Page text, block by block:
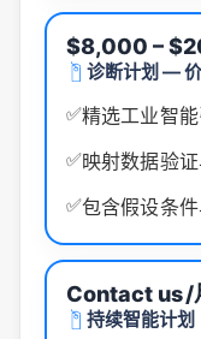
$8,000 –
诊断计划 —
✅精选工业智
✅映射数据验
✅包含假设条
Contact us/
持续智能计划